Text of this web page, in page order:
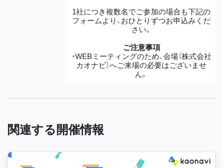
1社につき複数名でご参加の場合も下記の
フォームより、おひとりずつお申込みくだ
さい。
ご注意事項
・WEBミーティングのため、会場（株式会社
カオナビ）へご来場の必要はございませ
ん。
関連する開催情報